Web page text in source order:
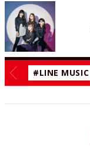
#LINE MUSIC